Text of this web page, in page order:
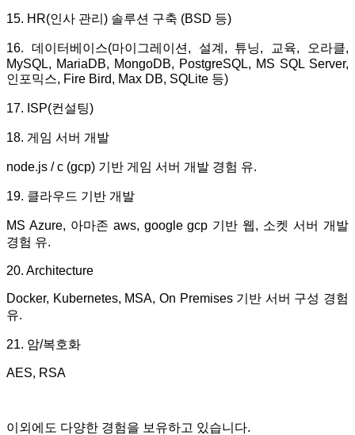
15. HR(인사 관리) 솔루션 구축 (BSD 등)
16. 데이터베이스(마이그레이션, 설계, 튜닝, 교육, 오라클,
MySQL, MariaDB, MongoDB, PostgreSQL, MS SQL Server,
인포믹스, Fire Bird, Max DB, SQLite 등)
17. ISP(컨설팅)
18. 게임 서버 개발
node.js / c (gcp) 기반 게임 서버 개발 경험 유.
19. 클라우드 기반 개발
MS Azure, 아마존 aws, google gcp 기반 웹, 소켓 서버 개발
경험 유.
20. Architecture
Docker, Kubernetes, MSA, On Premises 기반 서버 구성 경험
유.
21. 암/복호화
AES, RSA
이외에도 다양한 경험을 보유하고 있습니다.